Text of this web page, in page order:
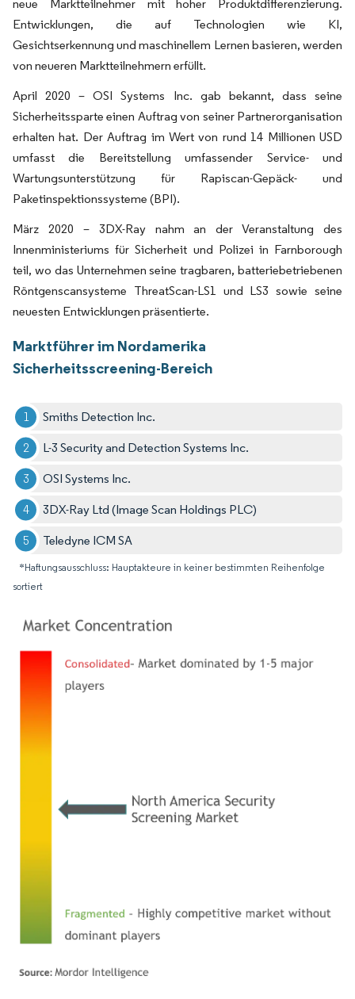
neue Marktteilnehmer mit hoher Produktdifferenzierung.
Entwicklungen, die auf Technologien wie KI,
Gesichtserkennung und maschinellem Lernen basieren, werden
von neueren Marktteilnehmern erfüllt.
April 2020 – OSI Systems Inc. gab bekannt, dass seine
Sicherheitssparte einen Auftrag von seiner Partnerorganisation
erhalten hat. Der Auftrag im Wert von rund 14 Millionen USD
umfasst die Bereitstellung umfassender Service- und
Wartungsunterstützung für Rapiscan-Gepäck- und
Paketinspektionssysteme (BPI).
März 2020 – 3DX-Ray nahm an der Veranstaltung des
Innenministeriums für Sicherheit und Polizei in Farnborough
teil, wo das Unternehmen seine tragbaren, batteriebetriebenen
Röntgenscansysteme ThreatScan-LS1 und LS3 sowie seine
neuesten Entwicklungen präsentierte.
Marktführer im Nordamerika
Sicherheitsscreening-Bereich
Smiths Detection Inc.
L-3 Security and Detection Systems Inc.
OSI Systems Inc.
3DX-Ray Ltd (Image Scan Holdings PLC)
Teledyne ICM SA
*Haftungsausschluss: Hauptakteure in keiner bestimmten Reihenfolge
sortiert